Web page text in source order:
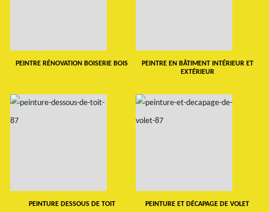
PEINTRE RÉNOVATION BOISERIE BOIS
PEINTRE EN BÂTIMENT INTÉRIEUR ET
EXTÉRIEUR
PEINTURE DESSOUS DE TOIT PEINTURE ET DÉCAPAGE DE VOLET